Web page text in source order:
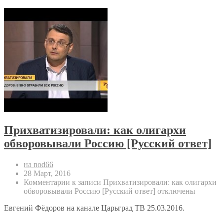
Прихватизировали: как олигархи
обворовывали Россию [Русский ответ]
на nod66
28 Март, 2016
Комментарии к записи Прихватизировали: как олигархи
обворовывали Россию [Русский ответ] отключены
Евгений Фёдоров на канале Царьград ТВ 25.03.2016.